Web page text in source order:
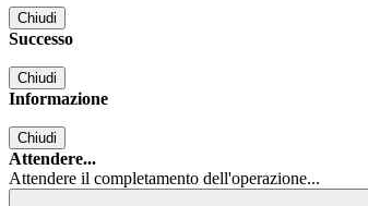
Chiudi
Successo
Chiudi
Informazione
Chiudi
Attendere...
Attendere il completamento dell'operazione...